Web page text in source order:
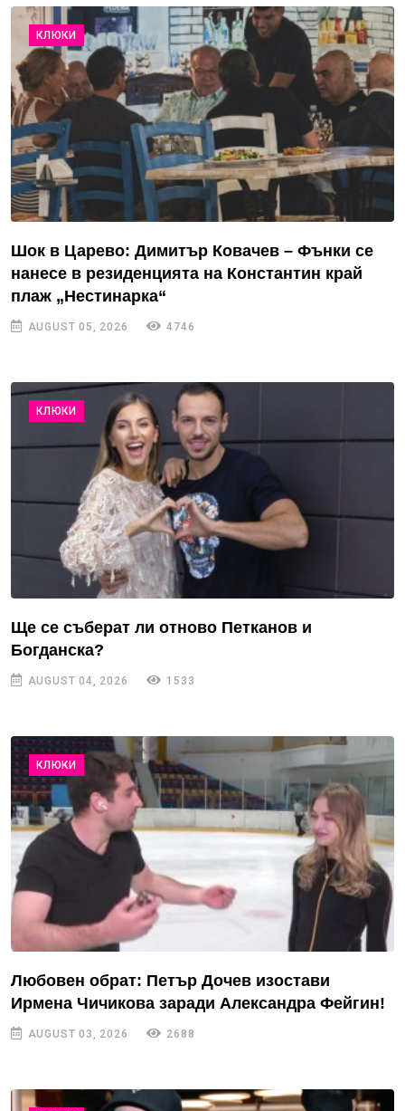
КЛЮКИ
Шок в Царево: Димитър Ковачев – Фънки се
нанесе в резиденцията на Константин край
плаж „Нестинарка“
AUGUST 05, 2026 4746
КЛЮКИ
Ще се съберат ли отново Петканов и
Богданска?
AUGUST 04, 2026 1533
КЛЮКИ
Любовен обрат: Петър Дочев изостави
Ирмена Чичикова заради Александра Фейгин!
AUGUST 03, 2026 2688